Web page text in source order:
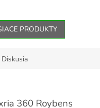
PRODUKTY
Diskusia